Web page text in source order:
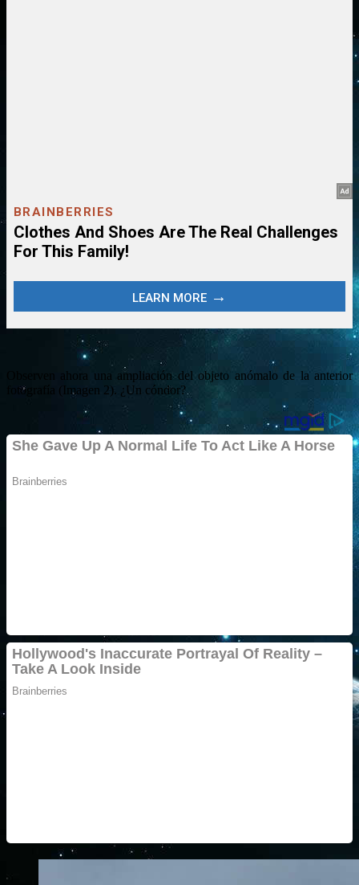
Observen ahora una ampliación del objeto anómalo de la anterior
fotografía (Imagen 2). ¿Un cóndor?